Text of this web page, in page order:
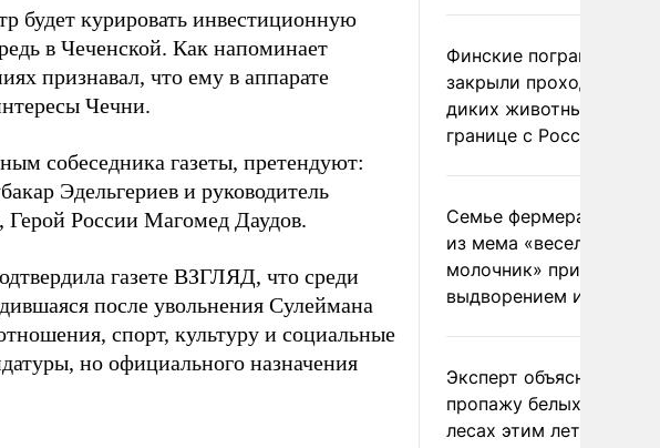
будет курировать инвестиционную
в Чеченской. Как напоминает
признавал, что ему в аппарате
Чечни.
собеседника газеты, претендуют:
Эдельгериев и руководитель
Герой России Магомед Даудов.
газете ВЗГЛЯД, что среди
после увольнения Сулеймана
спорт, культуру и социальные
но официального назначения
Финские пограничники
закрыли проходы для
диких животных на
границе с Россией
Семье фермера
из мема «веселый
молочник» пригрозили
выдворением из
Эксперт объяснил
пропажу белых грибов
лесах этим летом